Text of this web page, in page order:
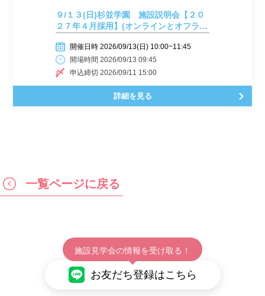
９/１３(日)杉並学園 施設説明会【２０
２７年４月採用】(オンラインとオフライ
開催日時 2026/09/13(日) 10:00~11:45
開場時間 2026/09/13 09:45
申込締切 2026/09/11 15:00
詳細を見る
一覧ページに戻る
施設見学会の情報を受け取る！
お友だち登録はこちら